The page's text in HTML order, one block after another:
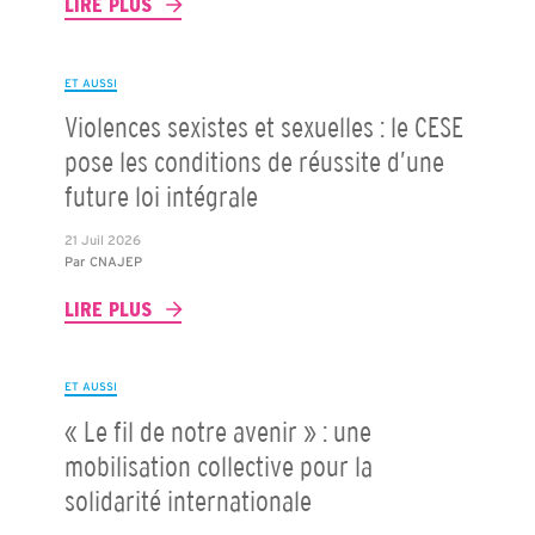
LIRE PLUS
ET AUSSI
Violences sexistes et sexuelles : le CESE
pose les conditions de réussite d’une
future loi intégrale
21 Juil 2026
Par CNAJEP
LIRE PLUS
ET AUSSI
« Le fil de notre avenir » : une
mobilisation collective pour la
solidarité internationale